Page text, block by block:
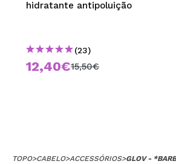
hidratante antipoluição
(23)
12,40€15,50€
TOPO>CABELO>ACCESSÓRIOS>GLOV -